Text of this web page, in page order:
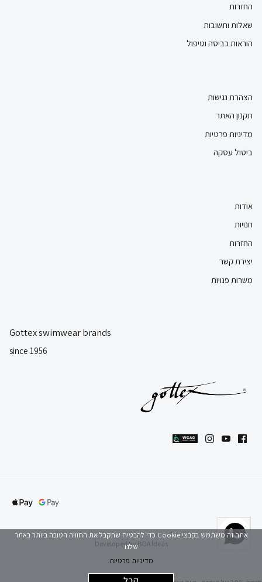
אתר זה משתמש בקבצי Cookie כדי להבטיח שתקבל את החוויה הטובה ביותר באתר
שלנו
מדיניות פרטיות
החזרות
שאלות ותשובות
הוראות כביסה וטיפול
הצהרת נגישות
תקנון האתר
מדיניות פרטיות
ביטול עסקה
אודות
חנויות
החזרות
יצירת קשר
משרות פנויות
Gottex swimwear brands
since 1956
Developed byBOA Ideas